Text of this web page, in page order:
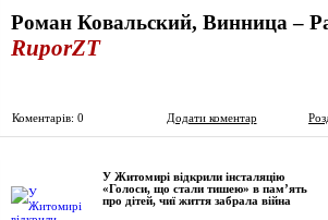
Роман Ковальский, Винница –
RuporZT
Коментарів: 0 Додати коментар
У Житомирі відкрили інсталяцію
«Голоси, що стали тишею» в пам’ять
про дітей, чиї життя забрала війна